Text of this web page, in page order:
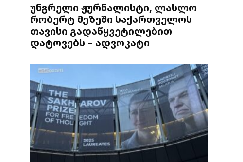
უნგრელი ჟურნალისტი, ლასლო
რობერტ მეზეში საქართველოს
თავისი გადაწყვეტილებით
დატოვებს – ადვოკატი